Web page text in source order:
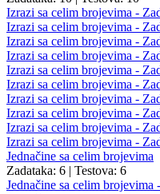
Izrazi sa celim brojevima -
Izrazi sa celim brojevima -
Izrazi sa celim brojevima -
Izrazi sa celim brojevima -
Izrazi sa celim brojevima -
Izrazi sa celim brojevima -
Izrazi sa celim brojevima -
Izrazi sa celim brojevima -
Izrazi sa celim brojevima -
Izrazi sa celim brojevima -
Jednačine sa celim brojevima
Zadataka: 6 | Testova: 6
Jednačine sa celim brojevima